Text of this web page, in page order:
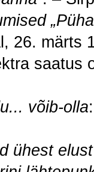
26. märts
saatus
võib-olla
ühest elust